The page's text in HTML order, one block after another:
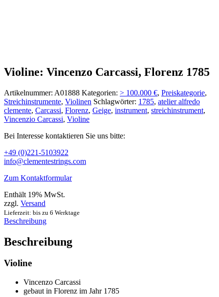
Violine: Vincenzo Carcassi, Florenz 1785
Artikelnummer: A01888 Kategorien: > 100.000 €, Preiskategorie,
Streichinstrumente, Violinen Schlagwörter: 1785, atelier alfredo
clemente, Carcassi, Florenz, Geige, instrument, streichinstrument,
Vincenzio Carcassi, Violine
Bei Interesse kontaktieren Sie uns bitte:
+49 (0)221-5103922
info@clementestrings.com
Zum Kontaktformular
Enthält 19% MwSt.
zzgl. Versand
Lieferzeit: bis zu 6 Werktage
Beschreibung
Beschreibung
Violine
Vincenzo Carcassi
gebaut in Florenz im Jahr 1785